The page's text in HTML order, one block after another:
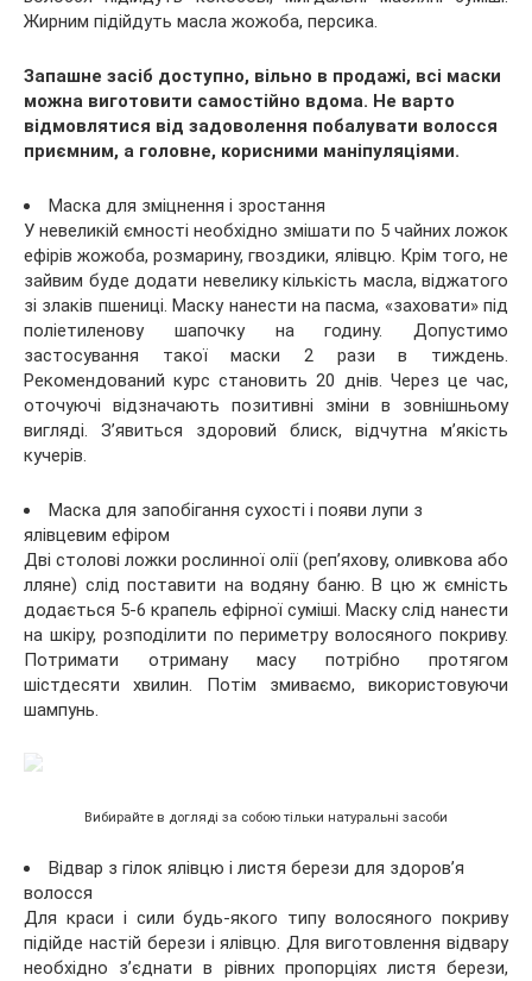
Жирним підійдуть масла жожоба, персика.
Запашне засіб доступно, вільно в продажі, всі маски
можна виготовити самостійно вдома. Не варто
відмовлятися від задоволення побалувати волосся
приємним, а головне, корисними маніпуляціями.
Маска для зміцнення і зростання
У невеликій ємності необхідно змішати по 5 чайних ложок
ефірів жожоба, розмарину, гвоздики, ялівцю. Крім того, не
зайвим буде додати невелику кількість масла, віджатого
зі злаків пшениці. Маску нанести на пасма, «заховати» під
поліетиленову шапочку на годину. Допустимо
застосування такої маски 2 рази в тиждень.
Рекомендований курс становить 20 днів. Через це час,
оточуючі відзначають позитивні зміни в зовнішньому
вигляді. З’явиться здоровий блиск, відчутна м’якість
кучерів.
Маска для запобігання сухості і появи лупи з
ялівцевим ефіром
Дві столові ложки рослинної олії (реп’яхову, оливкова або
лляне) слід поставити на водяну баню. В цю ж ємність
додається 5-6 крапель ефірної суміші. Маску слід нанести
на шкіру, розподілити по периметру волосяного покриву.
Потримати отриману масу потрібно протягом
шістдесяти хвилин. Потім змиваємо, використовуючи
шампунь.
Вибирайте в догляді за собою тільки натуральні засоби
Відвар з гілок ялівцю і листя берези для здоров’я
волосся
Для краси і сили будь-якого типу волосяного покриву
підійде настій берези і ялівцю. Для виготовлення відвару
необхідно з’єднати в рівних пропорціях листя берези,